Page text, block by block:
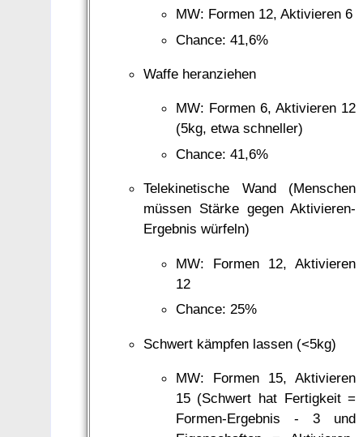
MW: Formen 12, Aktivieren 6
Chance: 41,6%
Waffe heranziehen
MW: Formen 6, Aktivieren 12
(5kg, etwa schneller)
Chance: 41,6%
Telekinetische Wand (Menschen
müssen Stärke gegen Aktivieren-
Ergebnis würfeln)
MW: Formen 12, Aktivieren
12
Chance: 25%
Schwert kämpfen lassen (<5kg)
MW: Formen 15, Aktivieren
15 (Schwert hat Fertigkeit =
Formen-Ergebnis - 3 und